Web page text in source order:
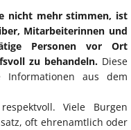
nicht mehr stimmen, ist
Mitarbeiterinnen und
Personen vor Ort
zu behandeln. Diese
aus dem
Viele Burgen
oft ehrenamtlich oder